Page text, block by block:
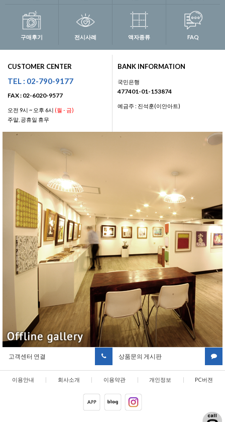
구매후기 전시사례 액자종류 FAQ
CUSTOMER CENTER
TEL : 02-790-9177
FAX : 02-6020-9577
오전 9시 ~ 오후 6시 (월 - 금)
주말, 공휴일 휴무
BANK INFORMATION
국민은행
477401-01-153874
예금주 : 진석훈(이안아트)
고객센터 연결 상품문의 게시판
이용안내 | 회사소개 | 이용약관 | 개인정보 | PC버젼